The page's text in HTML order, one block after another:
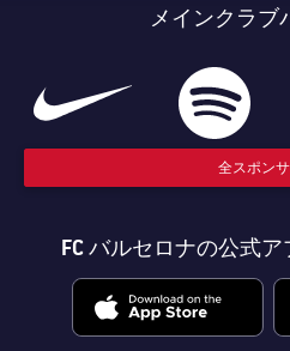
メインクラブ
全スポン
FC バルセロナの公式